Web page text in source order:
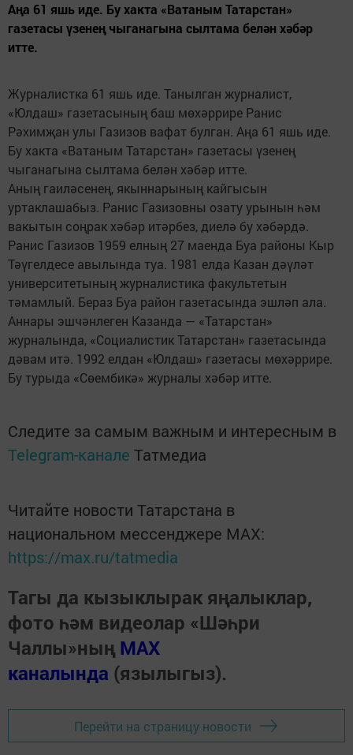
Аңа 61 яшь иде. Бу хакта «Ватаным Татарстан»
газетасы үзенең чыганагына сылтама белән хәбәр
итте.
Журналистка 61 яшь иде. Танылган журналист,
«Юлдаш» газетасының баш мөхәррире Ранис
Рәхимҗан улы Газизов вафат булган. Аңа 61 яшь иде.
Бу хакта «Ватаным Татарстан» газетасы үзенең
чыганагына сылтама белән хәбәр итте.
Аның гаиләсенең, якыннарының кайгысын
уртаклашабыз. Ранис Газизовны озату урынын һәм
вакытын соңрак хәбәр итәрбез, диелә бу хәбәрдә.
Ранис Газизов 1959 елның 27 маенда Буа районы Кыр
Тәүгелдесе авылында туа. 1981 елда Казан дәүләт
университетының журналистика факультетын
тәмамлый. Бераз Буа район газетасында эшләп ала.
Аннары эшчәнлеген Казанда — «Татарстан»
журналында, «Социалистик Татарстан» газетасында
дәвам итә. 1992 елдан «Юлдаш» газетасы мөхәррире.
Бу турыда «Сөембикә» журналы хәбәр итте.
Следите за самым важным и интересным в
Telegram-канале Татмедиа
Читайте новости Татарстана в
национальном мессенджере MАХ:
https://max.ru/tatmedia
Тагы да кызыклырак яңалыклар,
фото һәм видеолар «Шәһри
Чаллы»ның MAX
каналында (язылыгыз).
Перейти на страницу новости